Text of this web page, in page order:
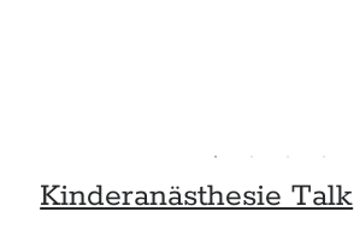
Kinderanästhesie Talk